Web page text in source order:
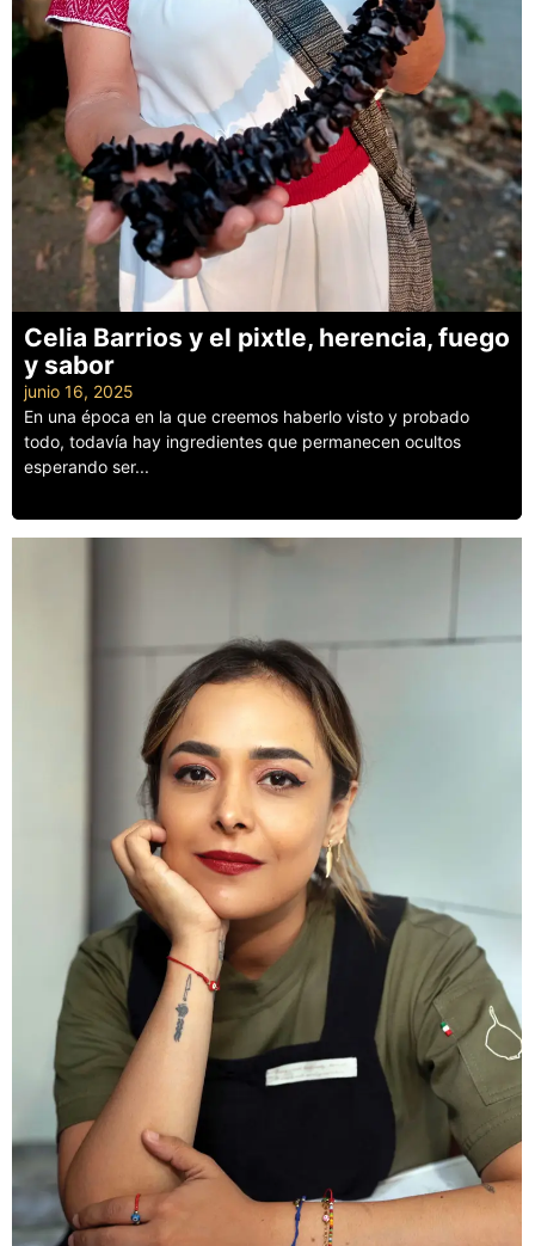
Celia Barrios y el pixtle, herencia, fuego
y sabor
junio 16, 2025
En una época en la que creemos haberlo visto y probado
todo, todavía hay ingredientes que permanecen ocultos
esperando ser...